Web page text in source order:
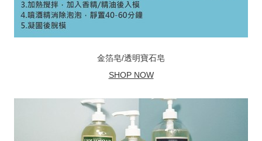
金箔皂/透明寶石皂
SHOP NOW